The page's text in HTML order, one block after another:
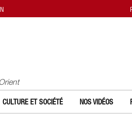
CULTURE ET SOCIÉTÉ NOS VIDÉOS